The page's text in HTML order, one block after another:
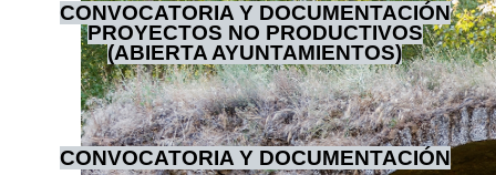
CONVOCATORIA Y DOCUMENTACIÓN
PROYECTOS NO PRODUCTIVOS
(ABIERTA AYUNTAMIENTOS)
CONVOCATORIA Y DOCUMENTACIÓN